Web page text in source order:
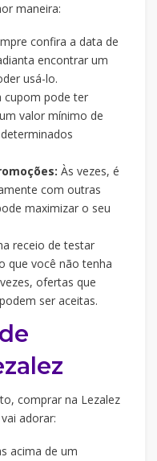
maneira:
confira a data de
encontrar um
usá-lo.
cupom pode ter
valor mínimo de
Às vezes, é
com outras
maximizar o seu
receio de testar
que você não tenha
ofertas que
ser aceitas.
comprar na Lezalez
adorar:
acima de um